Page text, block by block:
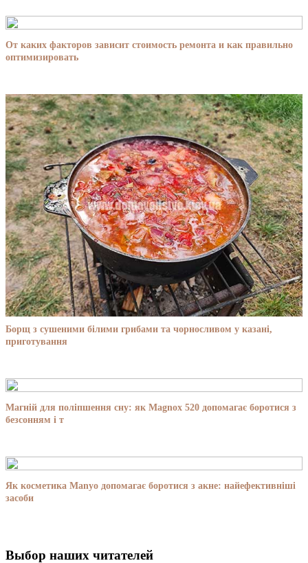
От каких факторов зависит стоимость ремонта и как правильно
оптимизировать
Борщ з сушеними білими грибами та чорносливом у казані,
приготування
Магній для поліпшення сну: як Magnox 520 допомагає боротися з
безсонням і т
Як косметика Manyo допомагає боротися з акне: найефективніші
засоби
Выбор наших читателей